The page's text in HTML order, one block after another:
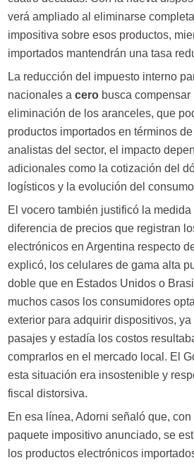
verá ampliado al eliminarse
impositiva sobre esos productos,
importados mantendrán una tasa
La reducción del impuesto interno
nacionales a cerobusca compensar
eliminación de los aranceles, que
productos importados en términos
analistas del sector, el impacto
adicionales como la cotización del
logísticos y la evolución del
El vocero también justificó la
diferencia de precios que registran
electrónicos en Argentina respecto
explicó, los celulares de gama alta
doble que en Estados Unidos o
muchos casos los consumidores
exterior para adquirir dispositivos,
pasajes y estadía los costos
comprarlos en el mercado local. El
esta situación era insostenible y
fiscal distorsiva.
En esa línea, Adorni señaló que, con
paquete impositivo anunciado, se
los productos electrónicos